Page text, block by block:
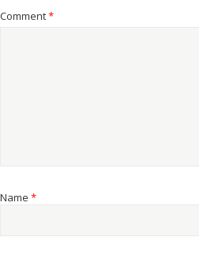
Comment*
Name *